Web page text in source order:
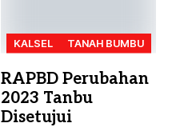
KALSEL TANAH BUMBU
RAPBD Perubahan
2023 Tanbu
Disetujui